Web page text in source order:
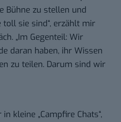
Bühne zu stellen und
toll sie sind“, erzählt mir
„Im Gegenteil: Wir
daran haben, ihr Wissen
zu teilen. Darum sind wir
kleine „Campfire Chats“,